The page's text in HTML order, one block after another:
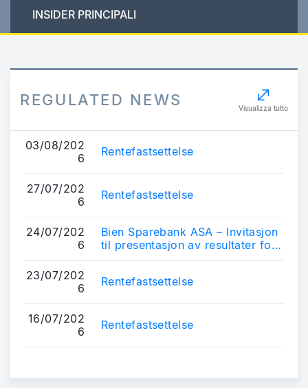
INSIDER PRINCIPALI
REGULATED NEWS Visualizza tutto
03/08/202
6
Rentefastsettelse
27/07/202
6
Rentefastsettelse
24/07/202
6
Bien Sparebank ASA – Invitasjon
til presentasjon av resultater for
23/07/202
6
Rentefastsettelse
16/07/202
6
Rentefastsettelse